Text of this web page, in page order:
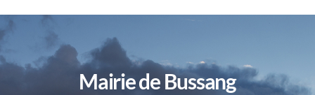
Mairie de Bussang